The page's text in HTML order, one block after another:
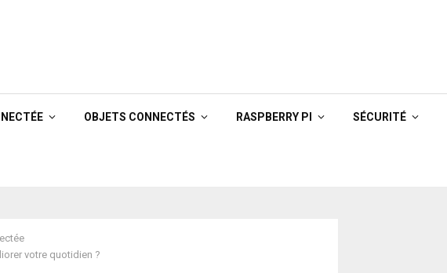
OBJETS CONNECTÉS RASPBERRY PI SÉCURITÉ
votre quotidien ?